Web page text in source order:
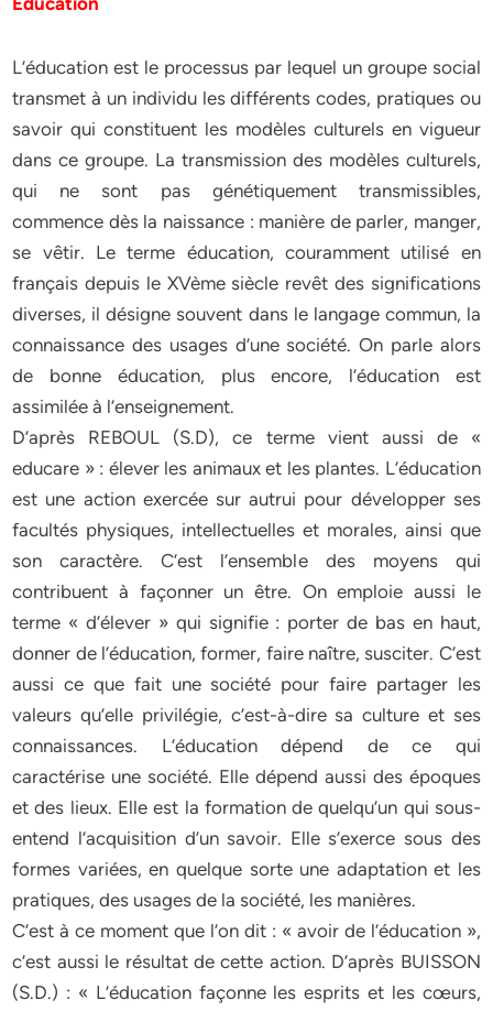
L’éducation est le processus par lequel un groupe social
transmet à un individu les différents codes, pratiques ou
savoir qui constituent les modèles culturels en vigueur
dans ce groupe. La transmission des modèles culturels,
qui ne sont pas génétiquement transmissibles,
commence dès la naissance : manière de parler, manger,
se vêtir. Le terme éducation, couramment utilisé en
français depuis le XVème siècle revêt des significations
diverses, il désigne souvent dans le langage commun, la
connaissance des usages d’une société. On parle alors
de bonne éducation, plus encore, l’éducation est
assimilée à l’enseignement.
D’après REBOUL (S.D), ce terme vient aussi de «
educare » : élever les animaux et les plantes. L’éducation
est une action exercée sur autrui pour développer ses
facultés physiques, intellectuelles et morales, ainsi que
son caractère. C’est l’ensemble des moyens qui
contribuent à façonner un être. On emploie aussi le
terme « d’élever » qui signifie : porter de bas en haut,
donner de l’éducation, former, faire naître, susciter. C’est
aussi ce que fait une société pour faire partager les
valeurs qu’elle privilégie, c’est-à-dire sa culture et ses
connaissances. L’éducation dépend de ce qui
caractérise une société. Elle dépend aussi des époques
et des lieux. Elle est la formation de quelqu’un qui sous-
entend l’acquisition d’un savoir. Elle s’exerce sous des
formes variées, en quelque sorte une adaptation et les
pratiques, des usages de la société, les manières.
C’est à ce moment que l’on dit : « avoir de l’éducation »,
c’est aussi le résultat de cette action. D’après BUISSON
(S.D.) : « L’éducation façonne les esprits et les cœurs,